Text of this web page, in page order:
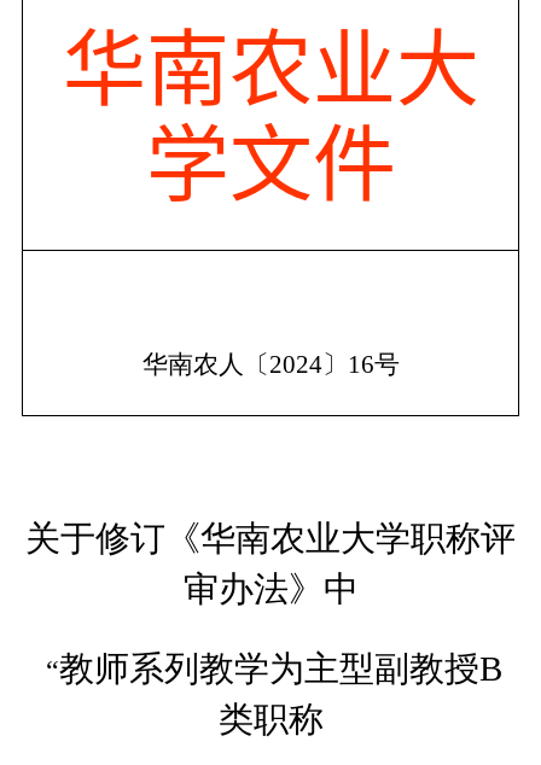
华南农业大
学文件
华南农人〔2024〕 16号
关于修订《华南农业大学职称评
审办法》中
“教师系列教学为主型副教授B
类职称